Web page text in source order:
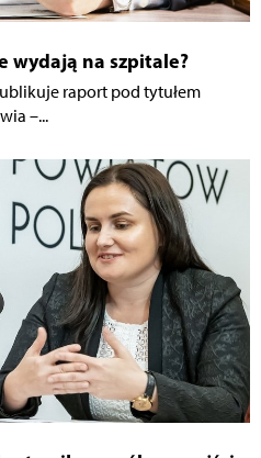
wydają na szpitale?
raport pod tytułem
–...